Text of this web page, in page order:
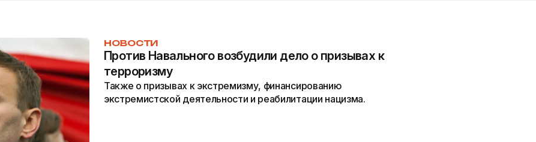
НОВОСТИ
Против Навального возбудили дело о призывах к
терроризму
Также о призывах к экстремизму, финансированию
экстремистской деятельности и реабилитации нацизма.